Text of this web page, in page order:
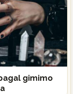
gimimo